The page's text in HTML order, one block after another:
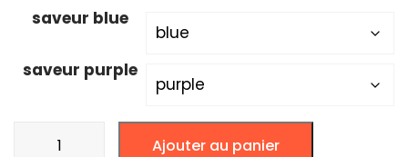
saveur blue
saveur purple
Ajouter au panier